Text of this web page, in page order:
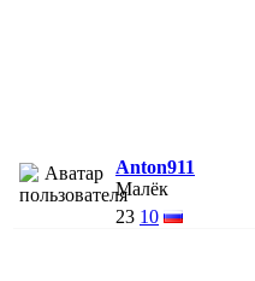
Anton911
Малёк
23 10